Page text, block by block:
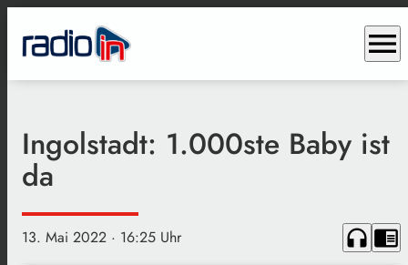
menu
Ingolstadt: 1.000ste Baby ist
da
13. Mai 2022 · 16:25 Uhr headphones chrome_reader_mode